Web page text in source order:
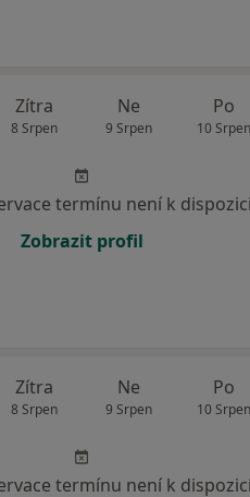
Zítra
8 Srpen
Ne
9 Srpen
Po
10 Srpen
termínu není k dispozici
Zobrazit profil
Zítra
8 Srpen
Ne
9 Srpen
Po
10 Srpen
termínu není k dispozici